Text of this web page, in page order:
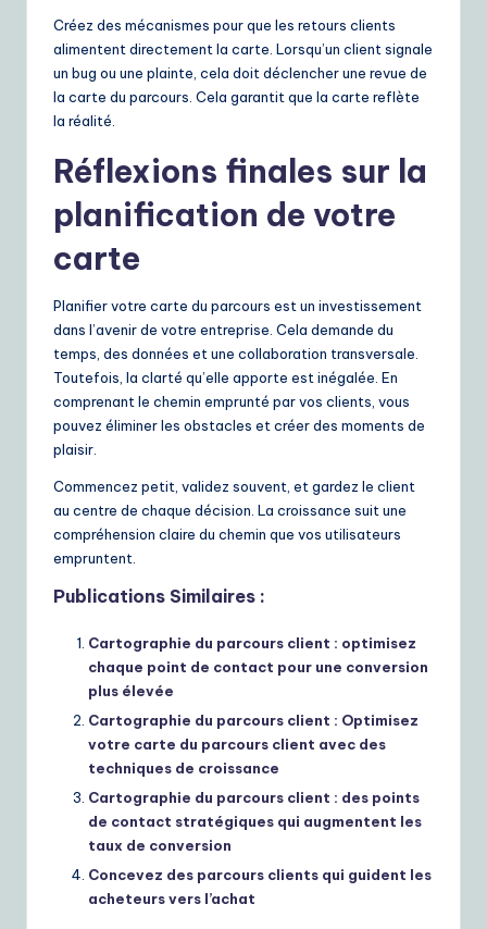
Créez des mécanismes pour que les retours clients
alimentent directement la carte. Lorsqu’un client signale
un bug ou une plainte, cela doit déclencher une revue de
la carte du parcours. Cela garantit que la carte reflète
la réalité.
Réflexions finales sur la
planification de votre
carte
Planifier votre carte du parcours est un investissement
dans l’avenir de votre entreprise. Cela demande du
temps, des données et une collaboration transversale.
Toutefois, la clarté qu’elle apporte est inégalée. En
comprenant le chemin emprunté par vos clients, vous
pouvez éliminer les obstacles et créer des moments de
plaisir.
Commencez petit, validez souvent, et gardez le client
au centre de chaque décision. La croissance suit une
compréhension claire du chemin que vos utilisateurs
empruntent.
Publications Similaires :
Cartographie du parcours client : optimisez
chaque point de contact pour une conversion
plus élevée
Cartographie du parcours client : Optimisez
votre carte du parcours client avec des
techniques de croissance
Cartographie du parcours client : des points
de contact stratégiques qui augmentent les
taux de conversion
Concevez des parcours clients qui guident les
acheteurs vers l’achat